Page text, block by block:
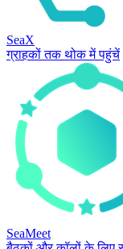
SeaX
ग्राहकों तक थोक में पहुंचें
SeaMeet